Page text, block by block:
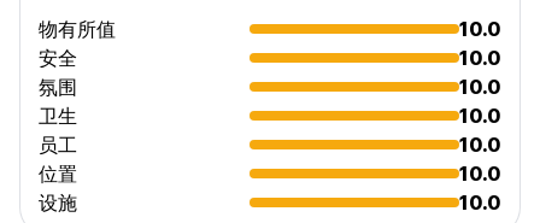
物有所值
10.0
安全
10.0
氛围
10.0
卫生
10.0
员工
10.0
位置
10.0
设施
10.0